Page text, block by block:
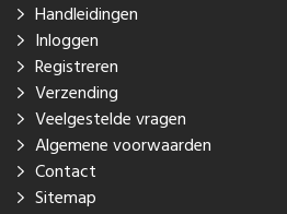
Handleidingen
Inloggen
Registreren
Verzending
Veelgestelde vragen
Algemene voorwaarden
Contact
Sitemap